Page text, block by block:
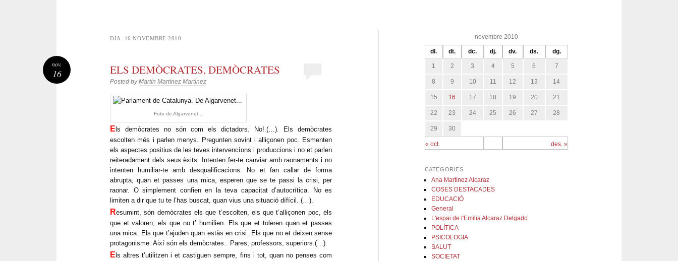
DIA: 16 NOVEMBRE 2010
ELS DEMÒCRATES, DEMÒCRATES
Posted byMartín Martínez Martínez
Foto de Algarvenet...
E ls demòcrates no són com els dictadors. No!.(…). Els demòcrates
escolten més i parlen menys. Pregunten sovint i alliçonen poc. Esmenten
els aspectes positius de les teves intervencions i produccions i no et parlen
reiteradament dels seus èxits. Intenten fer-te canviar amb raonaments i no
intenten humiliar-te amb desqualificacions. No et fan callar de forma
abrupta, quan et passes una mica, esperen que se te passi la crisi, per
raonar. O simplement confien en la teva capacitat d’autocrítica. No es
limiten a dir que tu te l’has buscat, quan vius una situació dífícil. (…).
Resumint, són demòcrates els que t’escolten, els que t’alliçonen poc, els
que et valoren, els que no t’ humilien. Els que et toleren quan et passes
una mica. Els que t’ajuden quan estàs en crisi. Els que no et deixen sense
protagonisme. Així són els demòcrates.. Pares, professors, superiors.(…).
E ls altres t’utilitzen i et castiguen sempre, fins i tot, quan no penses com
nov.
16
novembre 2010
dl. dt. dc. dj. dv. ds. dg.
« oct. des. »
1 2 3 4 5 6 7
8 9 10 11 12 13 14
15 16 17 18 19 20 21
22 23 24 25 26 27 28
29 30
CATEGORIES
Ana Martínez Alcaraz
COSES DESTACADES
EDUCACIÓ
General
L'espai de l'Emilia Alcaraz Delgado
POLÍTICA
PSICOLOGIA
SALUT
SOCIETAT